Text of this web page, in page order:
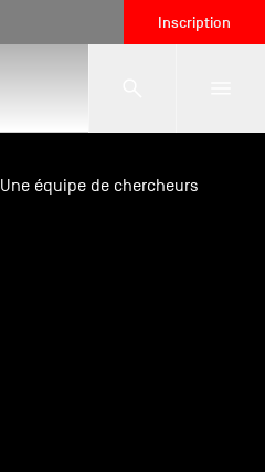
Inscription
Une équipe de chercheurs